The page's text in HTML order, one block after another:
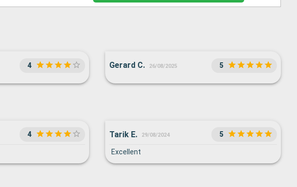
4 Gerard C. 26/08/2025 5
4 Tarik E. 29/08/2024 5
Excellent